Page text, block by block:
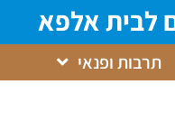
לבית אלפא
תרבות ופנאי